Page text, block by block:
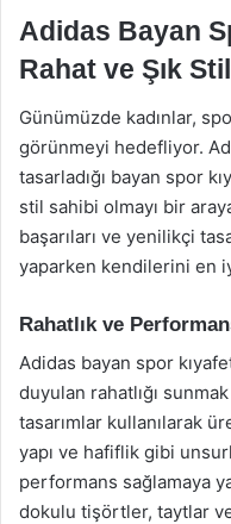
Adidas Bayan
Rahat ve Şık Stil
Günümüzde kadınlar,
görünmeyi hedefliyor.
tasarladığı bayan spor
stil sahibi olmayı bir
başarıları ve yenilikçi
yaparken kendilerini en
Rahatlık ve
Adidas bayan spor
duyulan rahatlığı
tasarımlar kullanılarak
yapı ve hafiflik gibi
performans sağlamaya
dokulu tişörtler, taytlar